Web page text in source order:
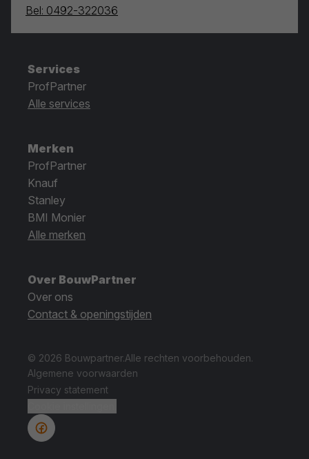
Bel: 0492-322036
Services
ProfPartner
Alle services
Merken
ProfPartner
Knauf
Stanley
BMI Monier
Alle merken
Over BouwPartner
Over ons
Contact & openingstijden
© 2026 Bouwpartner.Alle rechten voorbehouden.
Algemene voorwaarden
Privacy statement